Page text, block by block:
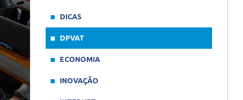
DICAS
DPVAT
ECONOMIA
INOVAÇÃO